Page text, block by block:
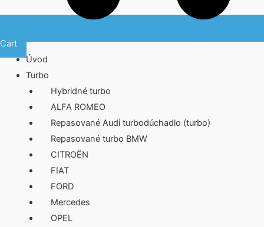
Cart
Úvod
Turbo
Hybridné turbo
ALFA ROMEO
Repasované Audi turbodúchadlo (turbo)
Repasované turbo BMW
CITROËN
FIAT
FORD
Mercedes
OPEL